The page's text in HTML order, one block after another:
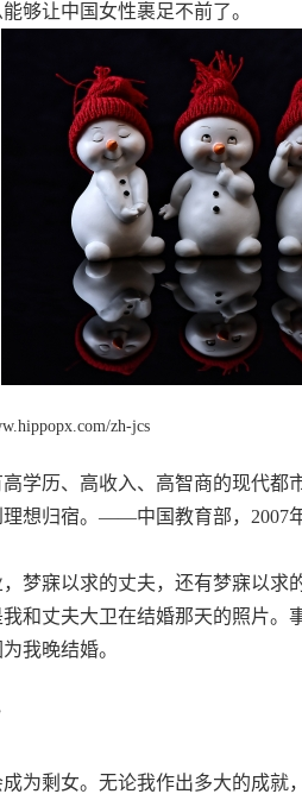
够让中国女性裹足不前了。
zh-jcs
学历、高收入、高智商的现代
理想归宿。——中国教育部，2007
梦寐以求的丈夫，还有梦寐以求
和丈夫大卫在结婚那天的照片
我晚结婚。
为剩女。无论我作出多大的成就